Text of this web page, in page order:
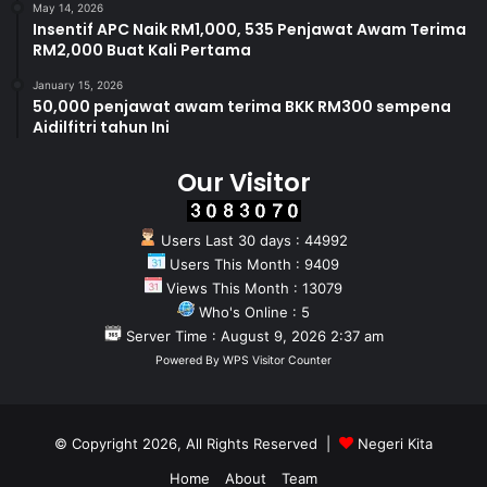
May 14, 2026
Insentif APC Naik RM1,000, 535 Penjawat Awam Terima
RM2,000 Buat Kali Pertama
January 15, 2026
50,000 penjawat awam terima BKK RM300 sempena
Aidilfitri tahun Ini
Our Visitor
Users Last 30 days : 44992
Users This Month : 9409
Views This Month : 13079
Who's Online : 5
Server Time : August 9, 2026 2:37 am
Powered By WPS Visitor Counter
© Copyright 2026, All Rights Reserved |
Negeri Kita
Home
About Team